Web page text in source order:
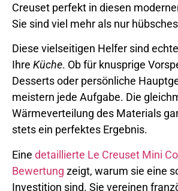
Creuset perfekt in diesen
Sie sind viel mehr als nur
Diese vielseitigen Helfer sind
Ihre Küche. Ob für knusprige
Desserts oder persönliche
meistern jede Aufgabe. Die
Wärmeverteilung des Materials
stets ein perfektes Ergebnis.
Eine detaillierte Le Creuset Mini
Bewertung zeigt, warum sie eine
Investition sind. Sie vereinen